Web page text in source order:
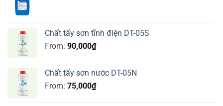
Chất tẩy sơn tĩnh điện DT-05S
From: 90,000₫
Chất tẩy sơn nước DT-05N
From: 75,000₫